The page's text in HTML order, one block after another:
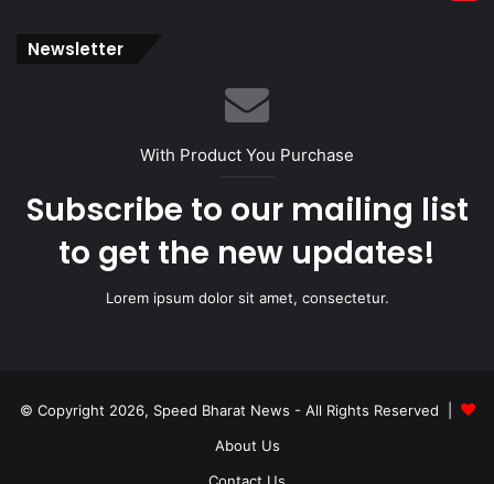
Newsletter
With Product You Purchase
Subscribe to our mailing list
to get the new updates!
Lorem ipsum dolor sit amet, consectetur.
© Copyright 2026, Speed Bharat News - All Rights Reserved |
About Us